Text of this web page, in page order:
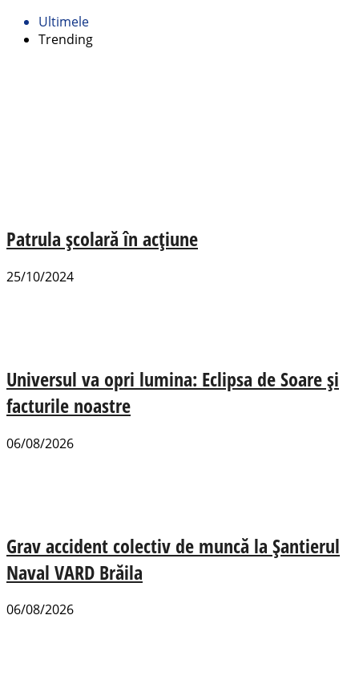
Ultimele
Trending
Patrula școlară în acțiune
25/10/2024
Universul va opri lumina: Eclipsa de Soare și
facturile noastre
06/08/2026
Grav accident colectiv de muncă la Șantierul
Naval VARD Brăila
06/08/2026